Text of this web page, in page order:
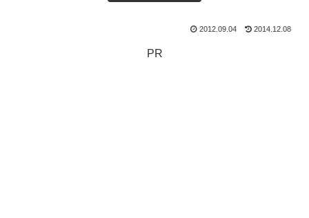
2012.09.04 2014.12.08
PR